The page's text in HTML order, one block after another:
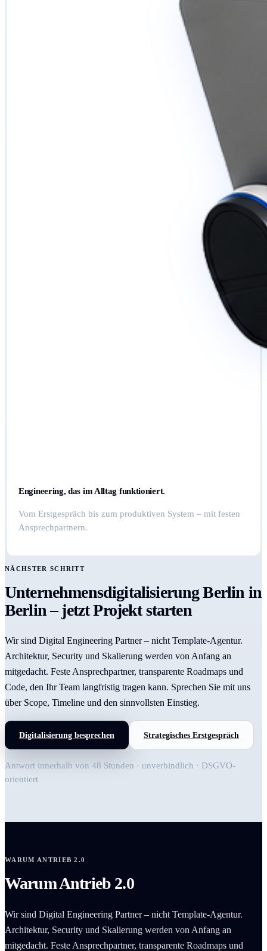
Engineering, das im Alltag funktioniert.
Vom Erstgespräch bis zum produktiven System – mit festen
Ansprechpartnern.
NÄCHSTER SCHRITT
Unternehmensdigitalisierung Berlin in
Berlin – jetzt Projekt starten
Wir sind Digital Engineering Partner – nicht Template-Agentur.
Architektur, Security und Skalierung werden von Anfang an
mitgedacht. Feste Ansprechpartner, transparente Roadmaps und
Code, den Ihr Team langfristig tragen kann. Sprechen Sie mit uns
über Scope, Timeline und den sinnvollsten Einstieg.
Digitalisierung besprechen Strategisches Erstgespräch
Antwort innerhalb von 48 Stunden · unverbindlich · DSGVO-
orientiert
WARUM ANTRIEB 2.0
Warum Antrieb 2.0
Wir sind Digital Engineering Partner – nicht Template-Agentur.
Architektur, Security und Skalierung werden von Anfang an
mitgedacht. Feste Ansprechpartner, transparente Roadmaps und